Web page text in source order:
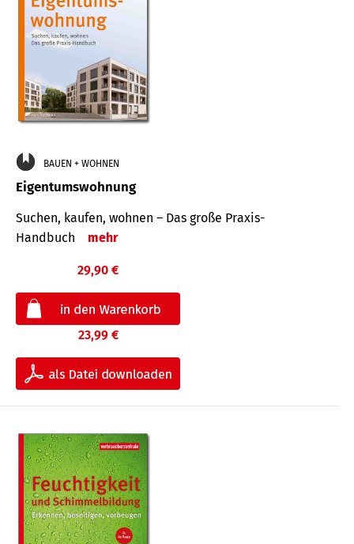
BAUEN + WOHNEN
Eigentumswohnung
Suchen, kaufen, wohnen – Das große Praxis-
Handbuch
mehr
29,90 €
23,99 €